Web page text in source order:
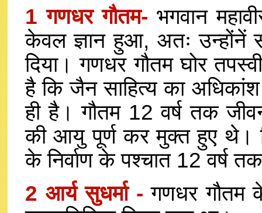
1 गणधर गौतम-भगवान
केवल ज्ञान हुआ, अतः उन्होंनें
दिया। गणधर गौतम घोर
है कि जैन साहित्य का
ही है। गौतम 12 वर्ष तक
की आयु पूर्ण कर मुक्त हुए थे।
के निर्वाण के पश्चात 12 वर्ष
2 आर्य सुधर्मा -गणधर गौतम